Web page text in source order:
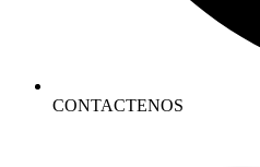
CONTACTENOS